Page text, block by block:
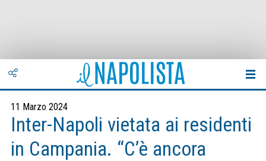
11 Marzo 2024
Inter-Napoli vietata ai residenti
in Campania. “C’è ancora